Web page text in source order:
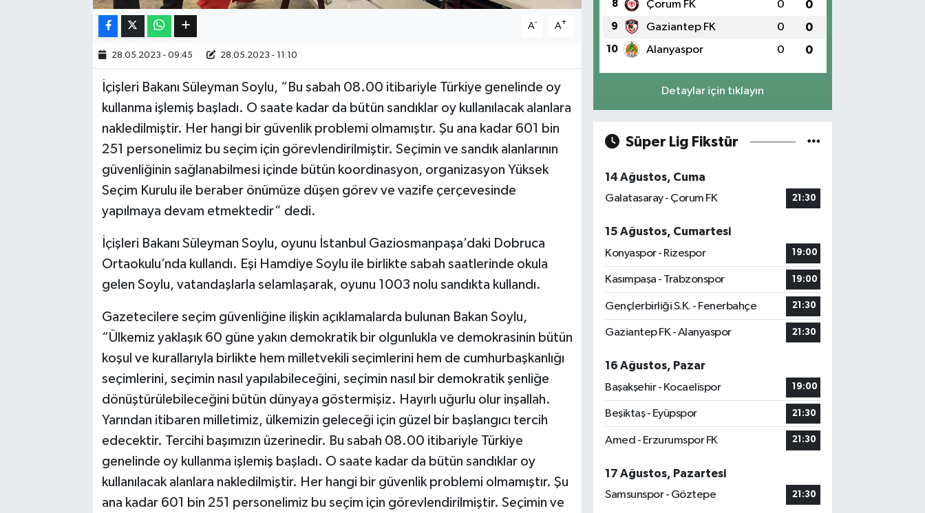
A- A+
28.05.2023 - 09:45 28.05.2023 - 11:10
İçişleri Bakanı Süleyman Soylu, “Bu sabah 08.00 itibariyle Türkiye genelinde oy
kullanma işlemiş başladı. O saate kadar da bütün sandıklar oy kullanılacak alanlara
nakledilmiştir. Her hangi bir güvenlik problemi olmamıştır. Şu ana kadar 601 bin
251 personelimiz bu seçim için görevlendirilmiştir. Seçimin ve sandık alanlarının
güvenliğinin sağlanabilmesi içinde bütün koordinasyon, organizasyon Yüksek
Seçim Kurulu ile beraber önümüze düşen görev ve vazife çerçevesinde
yapılmaya devam etmektedir” dedi.
İçişleri Bakanı Süleyman Soylu, oyunu İstanbul Gaziosmanpaşa’daki Dobruca
Ortaokulu’nda kullandı. Eşi Hamdiye Soylu ile birlikte sabah saatlerinde okula
gelen Soylu, vatandaşlarla selamlaşarak, oyunu 1003 nolu sandıkta kullandı.
Gazetecilere seçim güvenliğine ilişkin açıklamalarda bulunan Bakan Soylu,
“Ülkemiz yaklaşık 60 güne yakın demokratik bir olgunlukla ve demokrasinin bütün
koşul ve kurallarıyla birlikte hem milletvekili seçimlerini hem de cumhurbaşkanlığı
seçimlerini, seçimin nasıl yapılabileceğini, seçimin nasıl bir demokratik şenliğe
dönüştürülebileceğini bütün dünyaya göstermişiz. Hayırlı uğurlu olur inşallah.
Yarından itibaren milletimiz, ülkemizin geleceği için güzel bir başlangıcı tercih
edecektir. Tercihi başımızın üzerinedir. Bu sabah 08.00 itibariyle Türkiye
genelinde oy kullanma işlemiş başladı. O saate kadar da bütün sandıklar oy
kullanılacak alanlara nakledilmiştir. Her hangi bir güvenlik problemi olmamıştır. Şu
ana kadar 601 bin 251 personelimiz bu seçim için görevlendirilmiştir. Seçimin ve
8 Çorum FK 0 0
9 Gaziantep FK 0 0
10 Alanyaspor 0 0
Detaylar için tıklayın
Süper Lig Fikstür
14 Ağustos, Cuma
Galatasaray - Çorum FK
21:30
15 Ağustos, Cumartesi
Konyaspor - Rizespor
19:00
Kasımpaşa - Trabzonspor 19:00
Gençlerbirliği S.K. - Fenerbahçe 21:30
Gaziantep FK - Alanyaspor 21:30
16 Ağustos, Pazar
Başakşehir - Kocaelispor
19:00
Beşiktaş - Eyüpspor 21:30
Amed - Erzurumspor FK 21:30
17 Ağustos, Pazartesi
Samsunspor - Göztepe
21:30
Bilim, Teknoloji